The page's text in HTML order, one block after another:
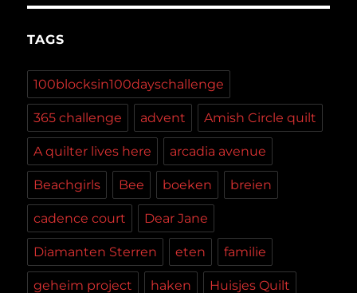
TAGS
100blocksin100dayschallenge
365 challenge advent Amish Circle quilt
A quilter lives here arcadia avenue
Beachgirls Bee boeken breien
cadence court Dear Jane
Diamanten Sterren eten familie
geheim project haken Huisjes Quilt